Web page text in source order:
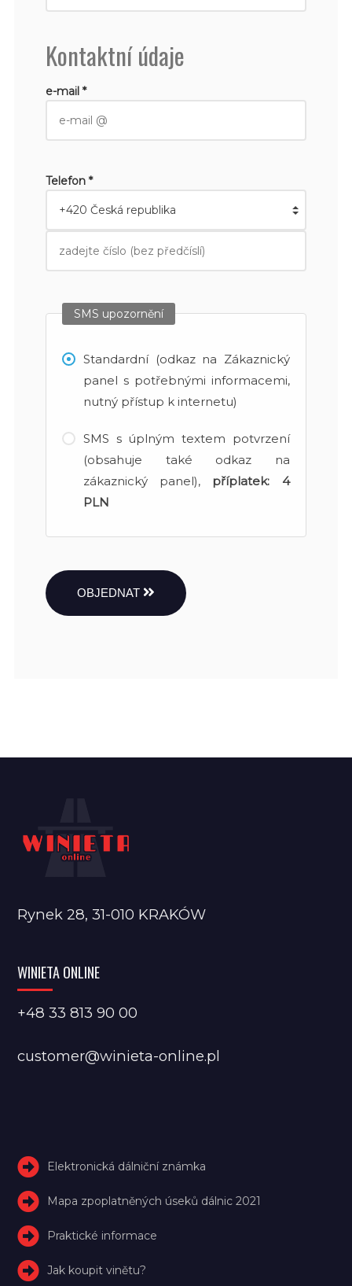
Kontaktní údaje
e-mail *
Telefon *
SMS upozornění
Standardní (odkaz na Zákaznický
panel s potřebnými informacemi,
nutný přístup k internetu)
SMS s úplným textem potvrzení
(obsahuje také odkaz na
zákaznický panel), příplatek: 4
PLN
OBJEDNAT
Rynek 28, 31-010 KRAKÓW
WINIETA ONLINE
+48 33 813 90 00
customer@winieta-online.pl
Elektronická dálniční známka
Mapa zpoplatněných úseků dálnic 2021
Praktické informace
Jak koupit vinětu?